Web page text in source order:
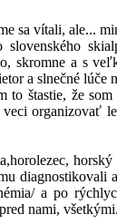
sa vítali, ale...
skromne a s
a slnečné lúče
to štastie, že
organizovať
diagnostikovali
a po
nami,